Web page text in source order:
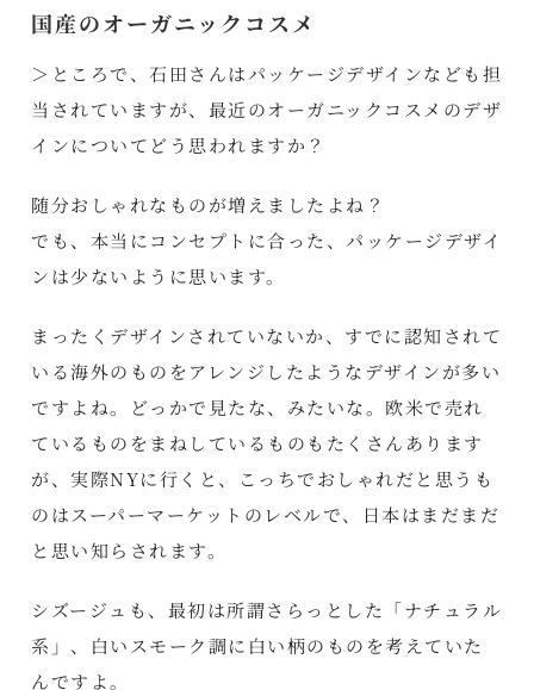
国産のオーガニックコスメ
＞ところで、石田さんはパッケージデザインなども担
当されていますが、最近のオーガニックコスメのデザ
インについてどう思われますか？
随分おしゃれなものが増えましたよね？
でも、本当にコンセプトに合った、パッケージデザイ
ンは少ないように思います。
まったくデザインされていないか、すでに認知されて
いる海外のものをアレンジしたようなデザインが多い
ですよね。どっかで見たな、みたいな。欧米で売れ
ているものをまねしているものもたくさんあります
が、実際NYに行くと、こっちでおしゃれだと思うも
のはスーパーマーケットのレベルで、日本はまだまだ
と思い知らされます。
シズージュも、最初は所謂さらっとした「ナチュラル
系」、白いスモーク調に白い柄のものを考えていた
んですよ。